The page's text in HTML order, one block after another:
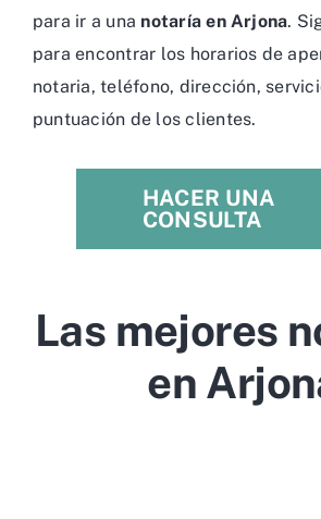
para ir a una notaría en Arjona.
para encontrar los horarios de
notaria, teléfono, dirección,
puntuación de los clientes.
HACER UNA
CONSULTA
Las mejores
en